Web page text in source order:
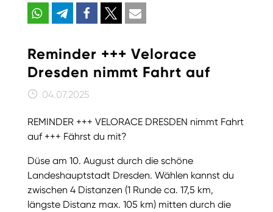
Reminder +++ Velorace
Dresden nimmt Fahrt auf
04.07.2025
REMINDER +++ VELORACE DRESDEN nimmt Fahrt
auf +++ Fährst du mit?
Düse am 10. August durch die schöne
Landeshauptstadt Dresden. Wählen kannst du
zwischen 4 Distanzen (1 Runde ca. 17,5 km,
längste Distanz max. 105 km) mitten durch die